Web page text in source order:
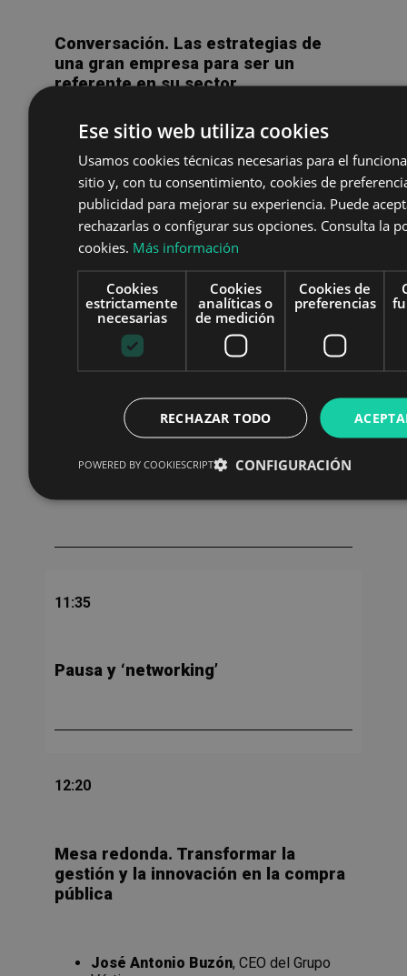
Conversación. Las estrategias de
una gran empresa para ser un
referente en su sector.
Pablo Benavides , CEO de OPPLUS
Mesa redonda
¿Cómo enseñar las
habilidades blandas para encontrar
un trabajo?
Julia Torrejón, directora del Centro
CESUR Málaga Este
Cristina García,directora de Training de
11:35
Pausa y ‘networking’
12:20
Mesa redonda. Transformar la
gestión y la innovación en la compra
pública
José Antonio Buzón, CEO del Grupo
Ese sitio web utiliza cookies
Usamos cookies técnicas necesarias para el
sitio y, con tu consentimiento, cookies de
publicidad para mejorar su experiencia. Puede
rechazarlas o configurar sus opciones. Consulta la
cookies. Más información
Cookies
estrictamente
necesarias
Cookies
analíticas o
de medición
Cookies de
preferencias
RECHAZAR TODO
CONFIGURACIÓN
POWERED BY COOKIESCRIPT